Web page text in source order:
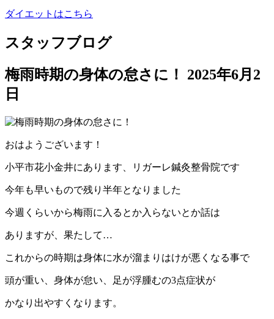
ダイエットはこちら
スタッフブログ
梅雨時期の身体の怠さに！
2025年6月2
日
おはようございます！
小平市花小金井にあります、リガーレ鍼灸整骨院です
今年も早いもので残り半年となりました
今週くらいから梅雨に入るとか入らないとか話は
ありますが、果たして…
これからの時期は身体に水が溜まりはけが悪くなる事で
頭が重い、身体が怠い、足が浮腫むの3点症状が
かなり出やすくなります。